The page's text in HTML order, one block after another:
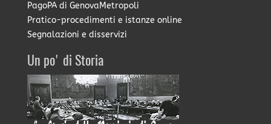
PagoPA di GenovaMetropoli
Pratico-procedimenti e istanze online
Segnalazioni e disservizi
Un po' di Storia